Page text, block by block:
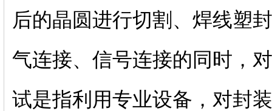
后的晶圆进行切割、焊线塑
气连接、信号连接的同时，
试是指利用专业设备，对封